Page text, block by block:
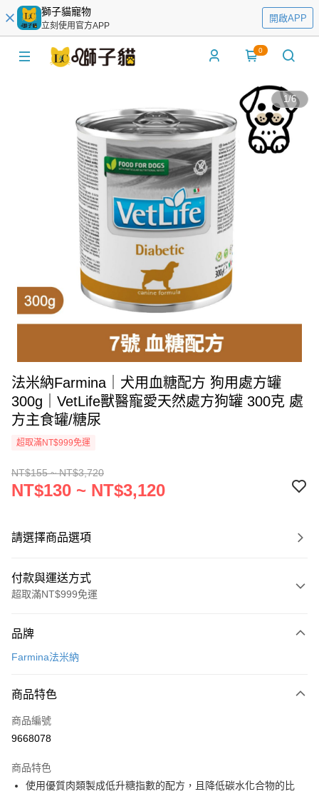
獅子貓寵物
立刻使用官方APP
開啟APP
0
1/6
法米納Farmina｜犬用血糖配方 狗用處方罐
300g｜VetLife獸醫寵愛天然處方狗罐 300克 處
方主食罐/糖尿
超取滿NT$999免運
NT$155 ~ NT$3,720
NT$130 ~ NT$3,120
請選擇商品選項
付款與運送方式
超取滿NT$999免運
信用卡一次付款
LINE Pay
Apple Pay
悠遊付
品牌
Farmina法米納
商品特色
商品編號
9668078
商品特色
使用優質肉類製成低升糖指數的配方，且降低碳水化合物的比